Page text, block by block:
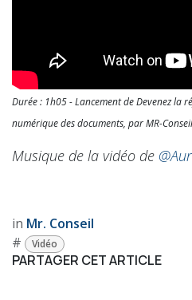
Durée : 1h05 - Lancement deDevenez la
numérique des documents, par MR-
Musique de la vidéo de
in Mr. Conseil
#
Vidéo
PARTAGER CET ARTICLE